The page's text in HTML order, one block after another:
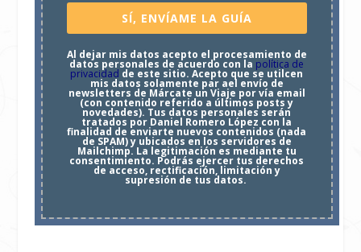
SÍ, ENVÍAME LA GUÍA
Al dejar mis datos acepto el procesamiento de
datos personales de acuerdo con la política de
privacidad de este sitio. Acepto que se utilcen
mis datos solamente par ael envío de
newsletters de Márcate un Viaje por vía email
(con contenido referido a últimos posts y
novedades). Tus datos personales serán
tratados por Daniel Romero López con la
finalidad de enviarte nuevos contenidos (nada
de SPAM) y ubicados en los servidores de
Mailchimp. La legitimación es mediante tu
consentimiento. Podrás ejercer tus derechos
de acceso, rectificación, limitación y
supresión de tus datos.